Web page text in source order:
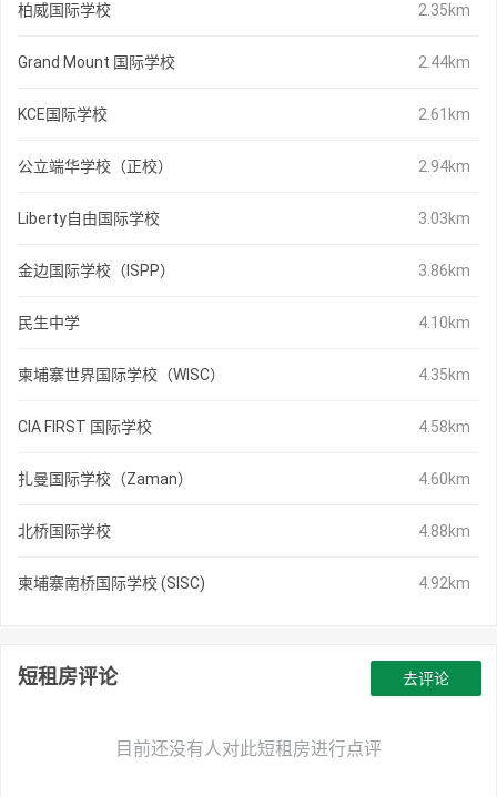
柏威国际学校 2.35km
Grand Mount 国际学校 2.44km
KCE国际学校 2.61km
公立端华学校（正校） 2.94km
Liberty自由国际学校 3.03km
金边国际学校（ISPP） 3.86km
民生中学 4.10km
柬埔寨世界国际学校（WISC） 4.35km
CIA FIRST 国际学校 4.58km
扎曼国际学校（Zaman） 4.60km
北桥国际学校 4.88km
柬埔寨南桥国际学校 (SISC) 4.92km
短租房评论
目前还没有人对此短租房进行点评
去评论